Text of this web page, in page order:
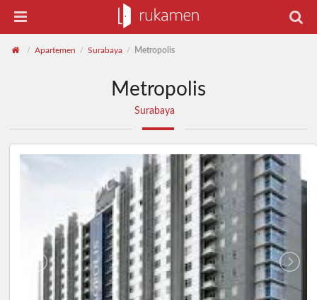
/ Apartemen / Surabaya / Metropolis
Metropolis
Surabaya